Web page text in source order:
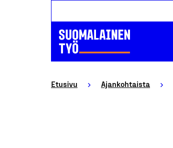
Etusivu Ajankohtaista